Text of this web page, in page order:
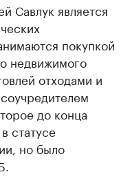
Савлук является
покупкой
недвижимого
отходами и
до конца
статусе
но было